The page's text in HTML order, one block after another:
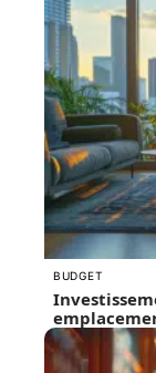
BUDGET